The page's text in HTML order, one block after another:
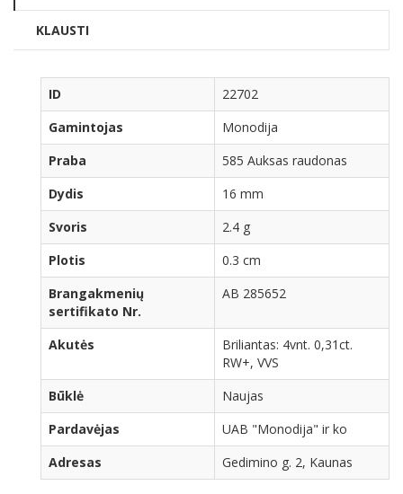
KLAUSTI
ID
22702
Gamintojas
Monodija
Praba
585 Auksas raudonas
Dydis
16 mm
Svoris
2.4 g
Plotis
0.3 cm
Brangakmenių
sertifikato Nr.
AB 285652
Akutės
Briliantas: 4vnt. 0,31ct.
RW+, VVS
Būklė
Naujas
Pardavėjas
UAB "Monodija" ir ko
Adresas
Gedimino g. 2, Kaunas